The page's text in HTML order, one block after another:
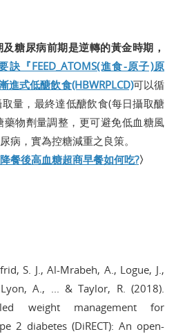
糖尿病前期是逆轉的黃金時期，
訣『FEED_ATOMS(進食-原子)原
進式低醣飲食(HBWRPLCD)可以循
量，最終達低醣飲食(每日攝取醣
物劑量調整，更可避免低血糖風
病，實為控糖減重之良策。
餐後高血糖超商早餐如何吃?〉
S. J., Al-Mrabeh, A., Logue, J.,
A., ... & Taylor, R. (2018).
led weight management for
2 diabetes (DiRECT): An open-